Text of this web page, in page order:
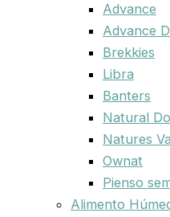
Advance
Advance
Brekkies
Libra
Banters
Natural
Natures
Ownat
Pienso
Alimento